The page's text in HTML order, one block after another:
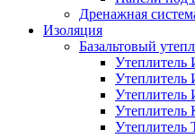
Дренажная
Изоляция
Базальтовый
Утеплитель
Утеплитель
Утеплитель
Утеплитель
Утеплитель